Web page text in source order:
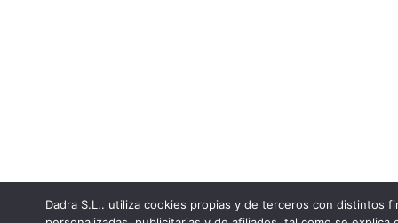
Dadra S.L.. utiliza cookies propias y de terceros con distintos